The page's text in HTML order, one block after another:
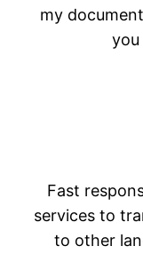
my
Fast
services to
to other